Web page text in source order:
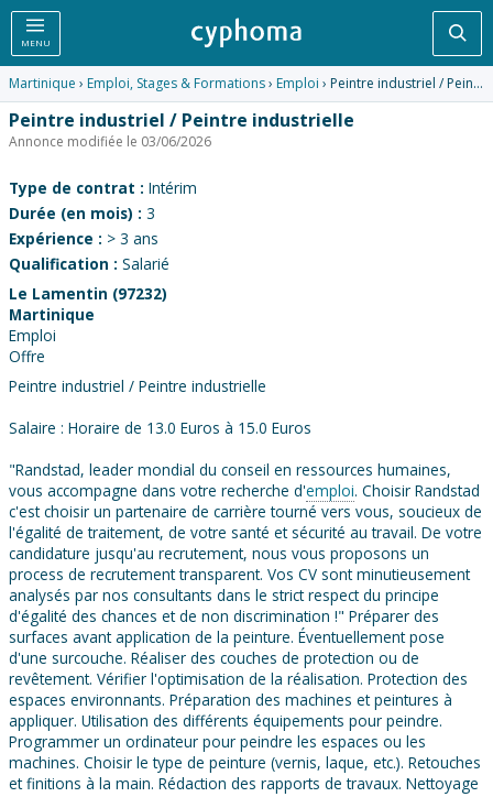
MENU
Martinique › Emploi, Stages & Formations› Emploi › Peintre industriel / Peintre industrielle
Peintre industriel / Peintre industrielle
Annonce modifiée le 03/06/2026
Type de contrat : Intérim
Durée (en mois) : 3
Expérience : > 3 ans
Qualification : Salarié
Le Lamentin (97232)
Martinique
Emploi
Offre
Peintre industriel / Peintre industrielle
Salaire : Horaire de 13.0 Euros à 15.0 Euros
"Randstad, leader mondial du conseil en ressources humaines,
vous accompagne dans votre recherche d'emploi. Choisir Randstad
c'est choisir un partenaire de carrière tourné vers vous, soucieux de
l'égalité de traitement, de votre santé et sécurité au travail. De votre
candidature jusqu'au recrutement, nous vous proposons un
process de recrutement transparent. Vos CV sont minutieusement
analysés par nos consultants dans le strict respect du principe
d'égalité des chances et de non discrimination !" Préparer des
surfaces avant application de la peinture. Éventuellement pose
d'une surcouche. Réaliser des couches de protection ou de
revêtement. Vérifier l'optimisation de la réalisation. Protection des
espaces environnants. Préparation des machines et peintures à
appliquer. Utilisation des différents équipements pour peindre.
Programmer un ordinateur pour peindre les espaces ou les
machines. Choisir le type de peinture (vernis, laque, etc.). Retouches
et finitions à la main. Rédaction des rapports de travaux. Nettoyage